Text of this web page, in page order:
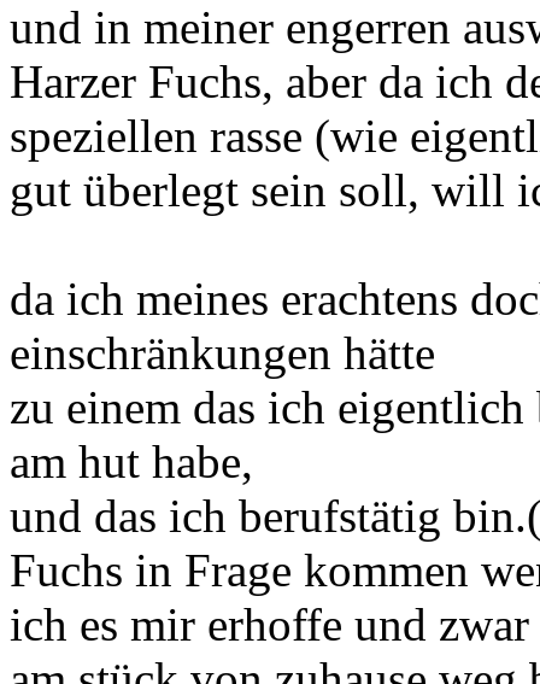
und in meiner engerren
Harzer Fuchs, aber da ich
speziellen rasse (wie
gut überlegt sein soll, will
da ich meines erachtens
einschränkungen hätte
zu einem das ich
am hut habe,
und das ich berufstätig
Fuchs in Frage kommen
ich es mir erhoffe und